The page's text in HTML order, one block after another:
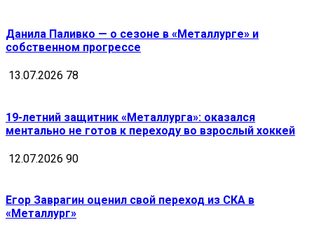
Данила Паливко — о сезоне в «Металлурге» и
собственном прогрессе
13.07.2026 78
19-летний защитник «Металлурга»: оказался
ментально не готов к переходу во взрослый хоккей
12.07.2026 90
Егор Заврагин оценил свой переход из СКА в
«Металлург»